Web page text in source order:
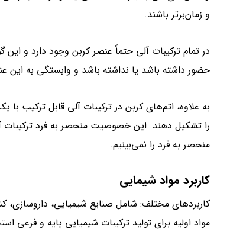
و زمان‌برتر باشند.
در تمام ترکیبات آلی حتماً عنصر کربن وجود دارد و
حضور داشته باشد یا نداشته باشد و وابستگی به این
به علاوه، اتم‌های کربن در ترکیبات آلی قابل ترکیب
را تشکیل دهند. این خصوصیت منحصر به فرد
منحصر به فرد را نمی‌بینیم.
کاربرد مواد شیمایی
کاربردهای مختلف: شامل صنایع شیمیایی، داروسازی،
مواد اولیه برای تولید ترکیبات شیمیایی پایه و فرعی